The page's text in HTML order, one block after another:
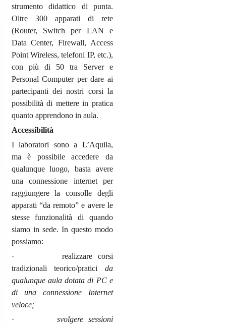
strumento didattico di punta.
Oltre 300 apparati di rete
(Router, Switch per LAN e
Data Center, Firewall, Access
Point Wireless, telefoni IP, etc.),
con più di 50 tra Server e
Personal Computer per dare ai
partecipanti dei nostri corsi la
possibilità di mettere in pratica
quanto apprendono in aula.
Accessibilità
I laboratori sono a L’Aquila,
ma è possibile accedere da
qualunque luogo, basta avere
una connessione internet per
raggiungere la consolle degli
apparati “da remoto” e avere le
stesse funzionalità di quando
siamo in sede. In questo modo
possiamo:
· realizzare corsi
tradizionali teorico/pratici da
qualunque aula dotata di PC e
di una connessione Internet
veloce;
·svolgere sessioni